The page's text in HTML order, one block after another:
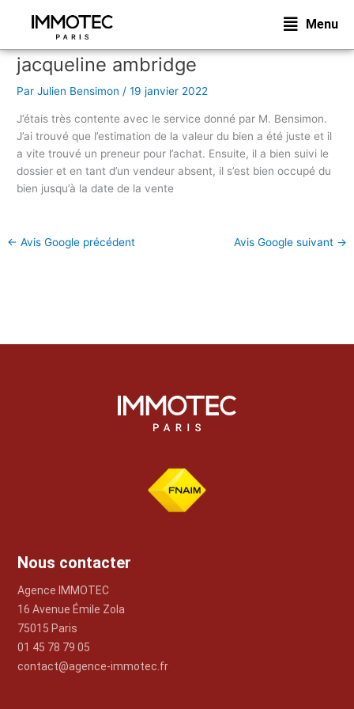
Menu
jacqueline ambridge
ParJulien Bensimon/19 janvier 2022
J’étais très contente avec le service donné par M. Bensimon.
J’ai trouvé que l’estimation de la valeur du bien a été juste et il
a vite trouvé un preneur pour l’achat. Ensuite, il a bien suivi le
dossier et en tant d’un vendeur absent, il s’est bien occupé du
bien jusqu’à la date de la vente
← Avis Google précédent Avis Google suivant →
Nous contacter
Agence IMMOTEC
16 Avenue Émile Zola
75015 Paris
01 45 78 79 05
contact@agence-immotec.fr